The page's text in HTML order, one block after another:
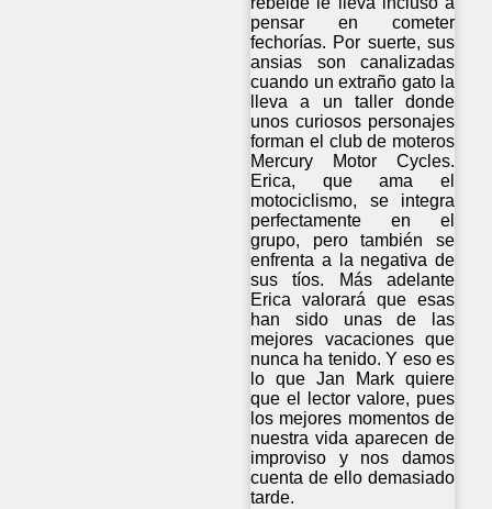
pensar en cometer
fechorías. Por suerte, sus
ansias son canalizadas
cuando un extraño gato la
lleva a un taller donde
unos curiosos personajes
forman el club de moteros
Mercury Motor Cycles.
Erica, que ama el
motociclismo, se integra
perfectamente en el
grupo, pero también se
enfrenta a la negativa de
sus tíos. Más adelante
Erica valorará que esas
han sido unas de las
mejores vacaciones que
nunca ha tenido. Y eso es
lo que Jan Mark quiere
que el lector valore, pues
los mejores momentos de
nuestra vida aparecen de
improviso y nos damos
cuenta de ello demasiado
tarde.